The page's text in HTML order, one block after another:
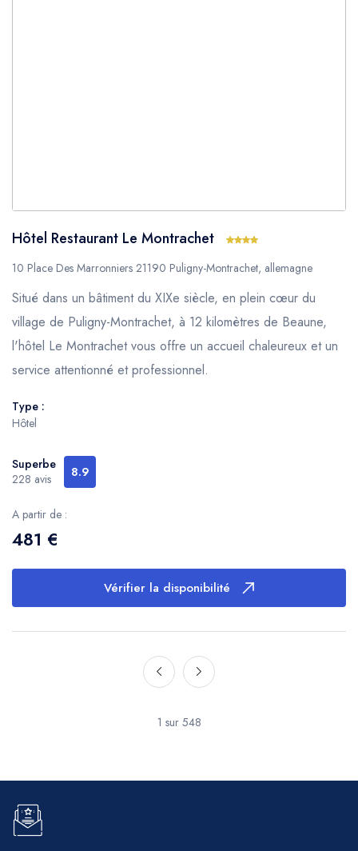
Hôtel Restaurant Le Montrachet
10 Place Des Marronniers 21190 Puligny-Montrachet, allemagne
Situé dans un bâtiment du XIXe siècle, en plein cœur du
village de Puligny-Montrachet, à 12 kilomètres de Beaune,
l'hôtel Le Montrachet vous offre un accueil chaleureux et un
service attentionné et professionnel.
Type :
Hôtel
Superbe
228 avis
8.9
A partir de :
481 €
Vérifier la disponibilité
1 sur 548